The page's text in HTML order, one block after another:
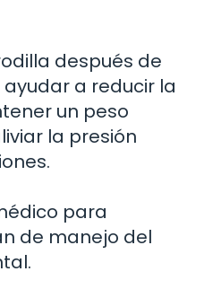
después de
a reducir la
un peso
la presión
para
de manejo del